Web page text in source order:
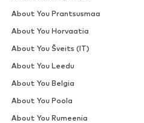
About You Prantsusmaa
About You Horvaatia
About You Šveits (IT)
About You Leedu
About You Belgia
About You Poola
About You Rumeenia